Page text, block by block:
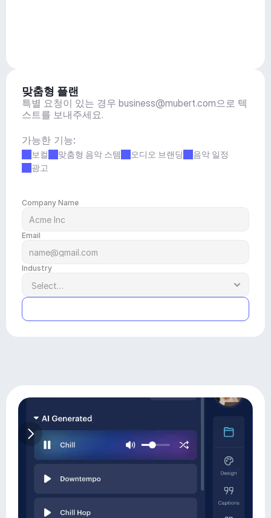
맞춤형 플랜
특별 요청이 있는 경우 business@mubert.com으로 텍
스트를 보내주세요.
가능한 기능:
보컬 맞춤형 음악 스템 오디오 브랜딩
음악 일정
광고
Company Name
Email
Industry